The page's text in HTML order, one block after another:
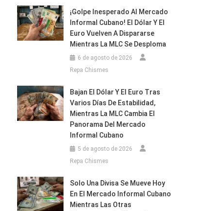
¡Golpe Inesperado Al Mercado
Informal Cubano! El Dólar Y El
Euro Vuelven A Dispararse
Mientras La MLC Se Desploma
6 de agosto de 2026
Repa Chismes
Bajan El Dólar Y El Euro Tras
Varios Días De Estabilidad,
Mientras La MLC Cambia El
Panorama Del Mercado
Informal Cubano
5 de agosto de 2026
Repa Chismes
Solo Una Divisa Se Mueve Hoy
En El Mercado Informal Cubano
Mientras Las Otras